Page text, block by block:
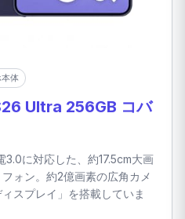
本体
Ultra 256GB コバ
に対応した、約17.5cm大画
ォン。約2億画素の広角カメ
スプレイ」を搭載していま